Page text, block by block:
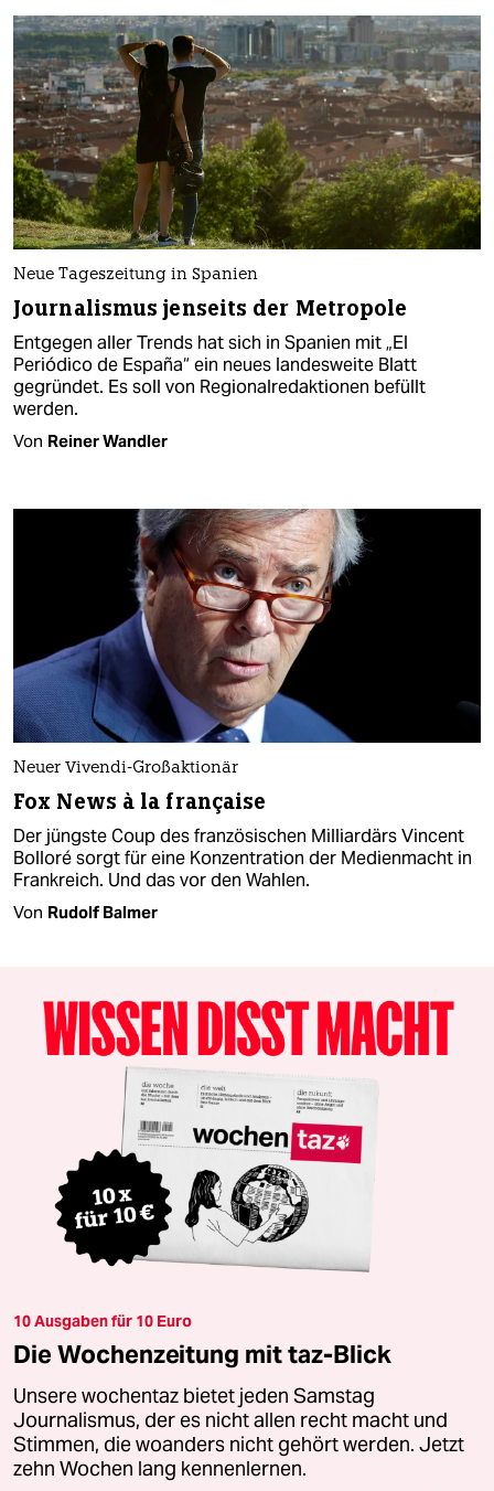
Neue Tageszeitung in Spanien
Journalismus jenseits der Metropole
Entgegen aller Trends hat sich in Spanien mit „El
Periódico de España“ ein neues landesweite Blatt
gegründet. Es soll von Regionalredaktionen befüllt
werden.
Von Reiner Wandler
Neuer Vivendi-Großaktionär
Fox News à la française
Der jüngste Coup des französischen Milliardärs Vincent
Bolloré sorgt für eine Konzentration der Medienmacht in
Frankreich. Und das vor den Wahlen.
Von Rudolf Balmer
10 Ausgaben für 10 Euro
Die Wochenzeitung mit taz-Blick
Unsere wochentaz bietet jeden Samstag
Journalismus, der es nicht allen recht macht und
Stimmen, die woanders nicht gehört werden. Jetzt
zehn Wochen lang kennenlernen.